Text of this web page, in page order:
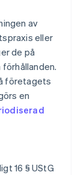
av
eller
de på
företagets
en
16 § UStG